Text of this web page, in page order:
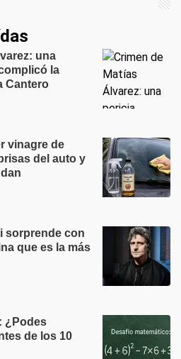
una
la
Cantero
vinagre de
del auto y
sorprende con
que es la más
¿Podes
de los 10